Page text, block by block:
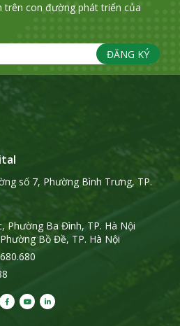
trên con đường phát triển của
ĐĂNG KÝ
số 7, Phường Bình Trưng, TP.
Phường Ba Đình, TP. Hà Nội
Bồ Đề, TP. Hà Nội